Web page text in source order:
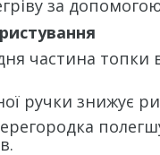
за
частина
ручки знижує